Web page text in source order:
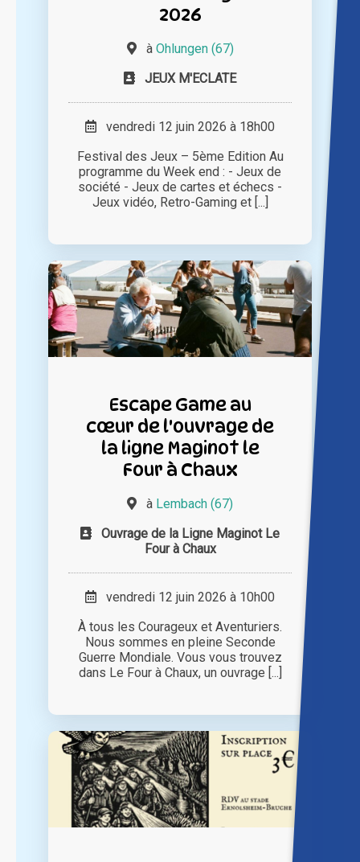
2026
à Ohlungen (67)
JEUX M'ECLATE
vendredi 12 juin 2026 à 18h00
Festival des Jeux – 5ème Edition Au
programme du Week end : - Jeux de
société - Jeux de cartes et échecs -
Jeux vidéo, Retro-Gaming et [...]
Escape Game au
cœur de l'ouvrage de
la ligne Maginot le
Four à Chaux
à Lembach (67)
Ouvrage de la Ligne Maginot Le
Four à Chaux
vendredi 12 juin 2026 à 10h00
À tous les Courageux et Aventuriers.
Nous sommes en pleine Seconde
Guerre Mondiale. Vous vous trouvez
dans Le Four à Chaux, un ouvrage [...]